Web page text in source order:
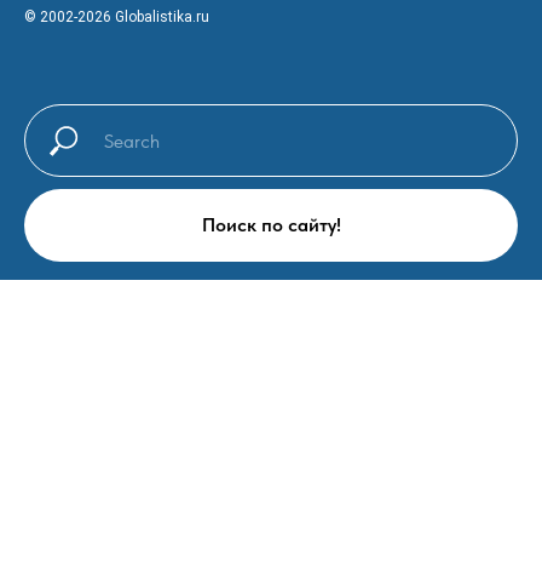
© 2002-2026 Globalistika.ru
Поиск по сайту!